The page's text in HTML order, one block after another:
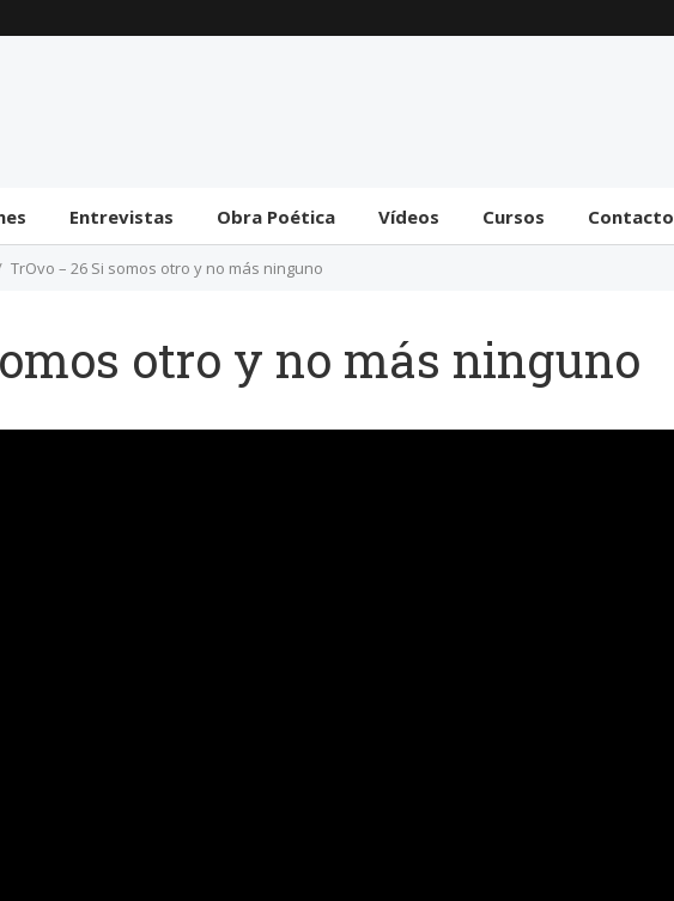
Entrevistas Obra Poética Vídeos Cursos Contacto
TrOvo – 26 Si somos otro y no más ninguno
otro y no más ninguno